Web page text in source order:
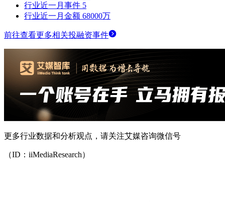
行业近一月事件 5
行业近一月金额 68000万
前往查看更多相关投融资事件
更多行业数据和分析观点，请关注艾媒咨询微信号
（ID：iiMediaResearch）